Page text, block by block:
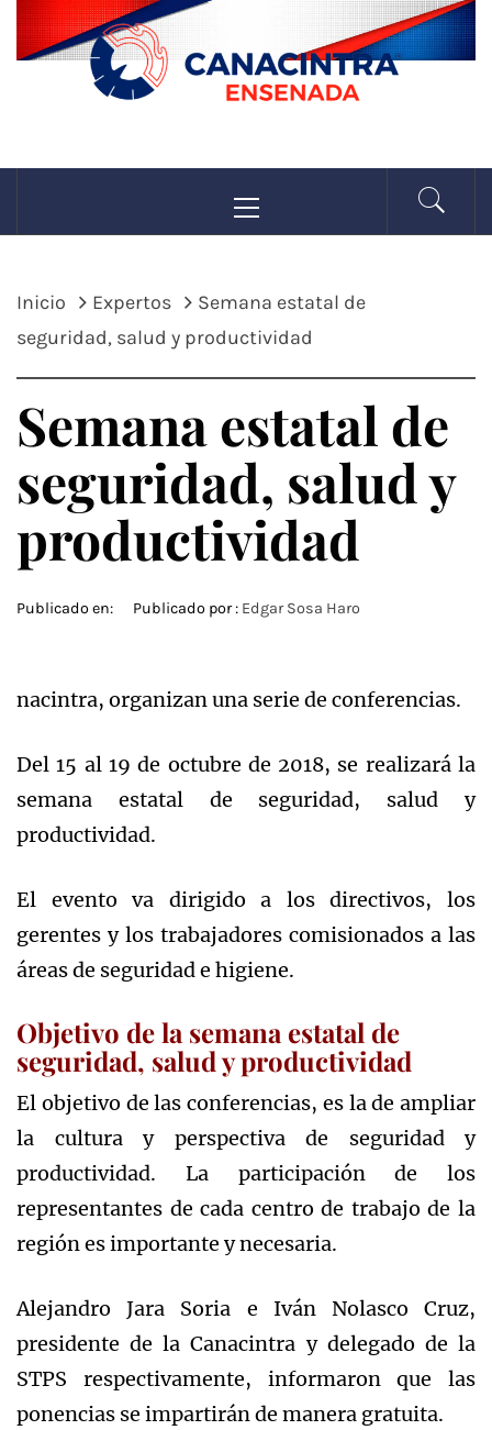
Saltar
contenido
CANACINTRA
ENSENADA
principal
Inicio Expertos
Semana estatal de
seguridad, salud y productividad
Semana estatal de
seguridad, salud y
productividad
Publicado en: Publicado por : Edgar Sosa Haro
nacintra, organizan una serie de conferencias.
Del 15 al 19 de octubre de 2018, se realizará la
semana estatal de seguridad, salud y
productividad.
El evento va dirigido a los directivos, los
gerentes y los trabajadores comisionados a las
áreas de seguridad e higiene.
Objetivo de la semana estatal de
seguridad, salud y productividad
El objetivo de las conferencias, es la de ampliar
la cultura y perspectiva de seguridad y
productividad. La participación de los
representantes de cada centro de trabajo de la
región es importante y necesaria.
Alejandro Jara Soria e Iván Nolasco Cruz,
presidente de la Canacintra y delegado de la
STPS respectivamente, informaron que las
ponencias se impartirán de manera gratuita.